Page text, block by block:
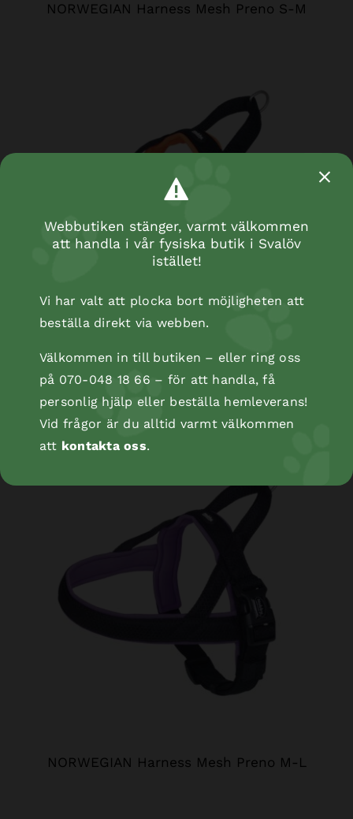
NORWEGIAN Harness Mesh Preno S-M
NORWEGIAN Harness Mesh Preno L
NORWEGIAN Harness Mesh Preno M-L
Webbutiken stänger, varmt välkommen
att handla i vår fysiska butik i Svalöv
istället!
Vi har valt att plocka bort möjligheten att
beställa direkt via webben.
Välkommen in till butiken – eller ring oss
på 070-048 18 66 – för att handla, få
personlig hjälp eller beställa hemleverans!
Vid frågor är du alltid varmt välkommen
att kontakta oss.